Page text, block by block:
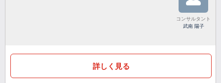
コンサルタント
武南 陽子
詳しく見る